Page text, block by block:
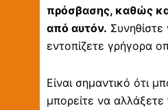
πρόσβασης, καθώς
από αυτόν.
εντοπίζετε γρήγορα
Είναι σημαντικό ότι
μπορείτε να